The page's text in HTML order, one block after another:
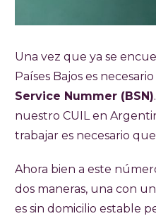
Una vez que ya se
Países Bajos es
Service Nummer (BSN)
nuestro CUIL en
trabajar es necesario
Ahora bien a este
dos maneras, una con
es sin domicilio estable